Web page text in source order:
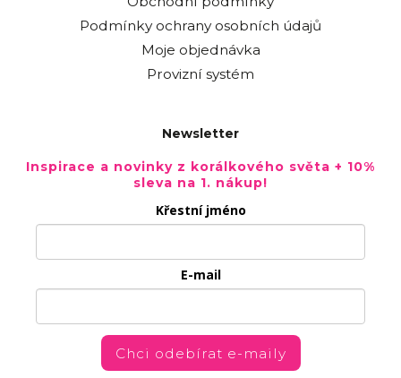
Podmínky ochrany osobních údajů
Moje objednávka
Provizní systém
Newsletter
Inspirace a novinky z korálkového světa + 10%
sleva na 1. nákup!
Křestní jméno
E-mail
Chci odebírat e-maily